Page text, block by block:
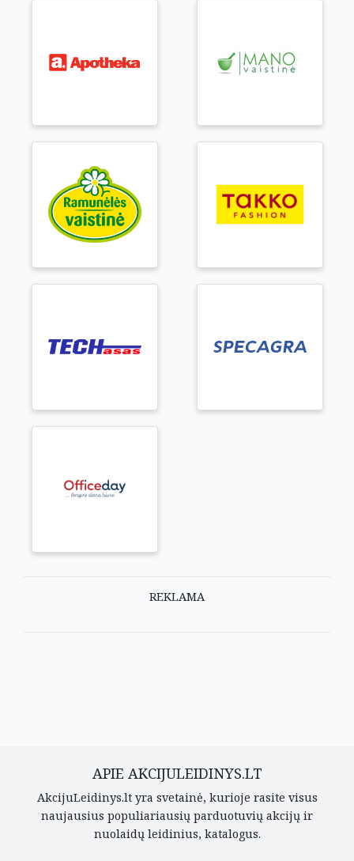
REKLAMA
APIE AKCIJULEIDINYS.LT
AkcijuLeidinys.lt yra svetainė, kurioje rasite visus
naujausius populiariausių parduotuvių akcijų ir
nuolaidų leidinius, katalogus.